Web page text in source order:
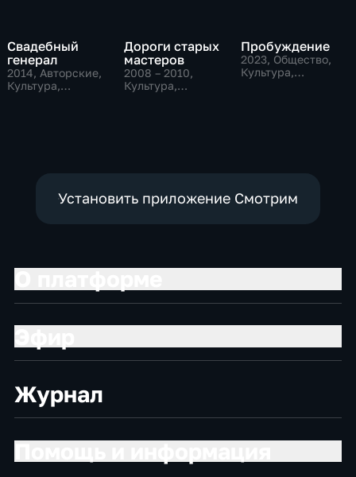
Свадебный
генерал
2014, Авторские,
Культура,
Дороги старых
мастеров
2008 – 2010,
Культура,
Пробуждение
2023, Общество,
Культура,
Установить приложение Смотрим
Журнал